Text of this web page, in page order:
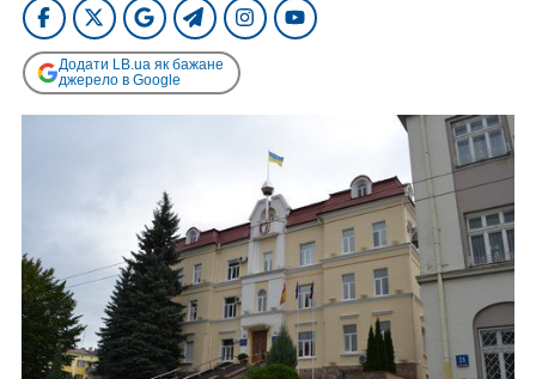
Додати LB.ua як бажане
джерело в Google